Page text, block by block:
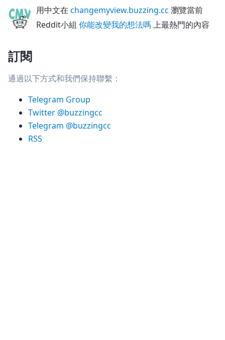
用中文在 changemyview.buzzing.cc 瀏覽當前
Reddit小組 你能改變我的想法嗎上最熱門的內容
訂閱
通過以下方式和我們保持聯繫：
Telegram Group
Twitter @buzzingcc
Telegram @buzzingcc
RSS